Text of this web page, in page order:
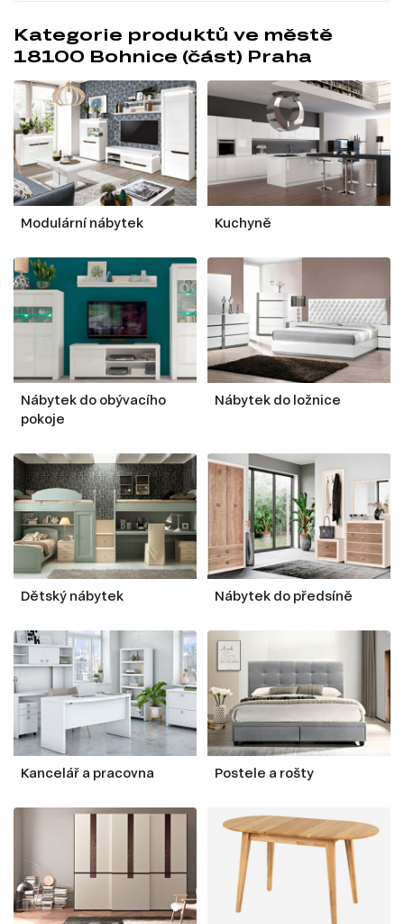
Kategorie produktů ve městě
18100 Bohnice (část) Praha
Modulární nábytek Kuchyně
Nábytek do obývacího
pokoje
Nábytek do ložnice
Dětský nábytek Nábytek do předsíně
Kancelář a pracovna Postele a rošty